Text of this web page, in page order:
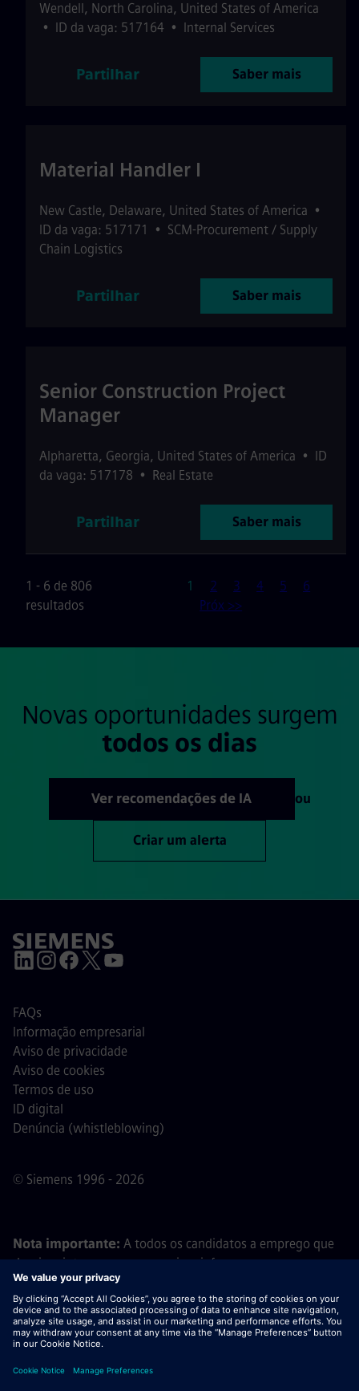
Wendell, North Carolina, United States of America
• ID da vaga: 517164 • Internal Services
Partilhar Saber mais
Material Handler I
New Castle, Delaware, United States of America •
ID da vaga: 517171
• SCM-Procurement / Supply
Chain Logistics
Partilhar Saber mais
Senior Construction Project
Manager
Alpharetta, Georgia, United States of America • ID
da vaga: 517178 • Real Estate
Partilhar Saber mais
1 - 6 de 806
resultados
Página
1 2 3 4 5
6
Próx >>
Novas oportunidades surgem
todos os dias
Ver recomendações de IA ou
Criar um alerta
© Siemens 1996 - 2026
FAQs
Informação empresarial
Aviso de privacidade
Aviso de cookies
Termos de uso
ID digital
Denúncia (whistleblowing)
Nota importante: A todos os candidatos a emprego que
desejem integrar a nossa equipa, informamos que a
Siemens não solicita o pagamento de quaisquer taxas
antes, durante ou após o processo de candidatura. Não
pedimos dados bancários ou informações financeiras
pessoais em troca de uma promessa de emprego. Da
que pareçam ter sido enviados por um recrutador da